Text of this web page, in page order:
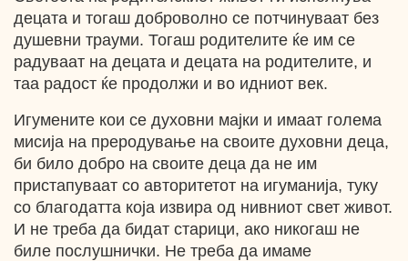
децата и тогаш доброволно се потчинуваат без
душевни трауми. Тогаш родителите ќе им се
радуваат на децата и децата на родителите, и
таа радост ќе продолжи и во идниот век.
Игумените кои се духовни мајки и имаат голема
мисија на преродување на своите духовни деца,
би било добро на своите деца да не им
пристапуваат со авторитетот на игуманија, туку
со благодатта која извира од нивниот свет живот.
И не треба да бидат старици, ако никогаш не
биле послушнички. Не треба да имаме